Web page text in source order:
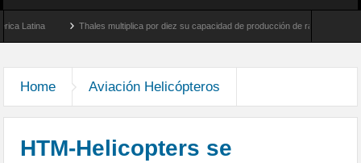
Thales multiplica por diez su capacidad de producción de radares en Brasil
Home Aviación Helicópteros
HTM-Helicopters se